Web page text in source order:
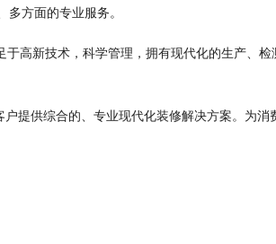
方面的专业服务。
高新技术，科学管理，拥有现代化的生产、检
提供综合的、专业现代化装修解决方案。为消